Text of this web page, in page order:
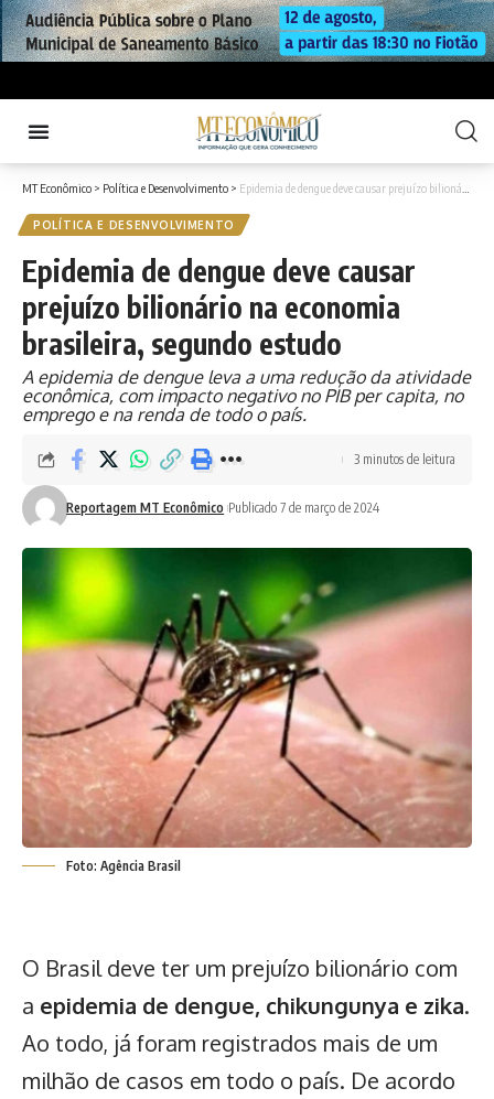
MT Econômico > Política e Desenvolvimento > Epidemia de dengue deve causar prejuízo bilionário na economia brasileira, segundo estudo
POLÍTICA E DESENVOLVIMENTO
Epidemia de dengue deve causar
prejuízo bilionário na economia
brasileira, segundo estudo
A epidemia de dengue leva a uma redução da atividade
econômica, com impacto negativo no PIB per capita, no
emprego e na renda de todo o país.
Reportagem MT Econômico Publicado 7 de março de 2024
3 minutos de leitura
Foto: Agência Brasil
O Brasil deve ter um prejuízo bilionário com
a epidemia de dengue, chikungunya e zika.
Ao todo, já foram registrados mais de um
milhão de casos em todo o país. De acordo